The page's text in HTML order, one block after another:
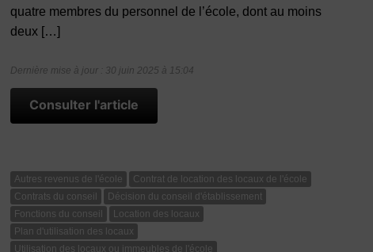
quatre membres du personnel de l’école, dont au moins
deux […]
Dernière mise à jour : 30 juin 2025 à 15:04
Consulter l'article
Autres revenus de l'école
Contrat de location des locaux de l'école
Contrats du conseil
Décision du conseil d'établissement
Fonctions du conseil
Location des locaux
Plan d'utilisation des locaux
Utilisation des locaux ou immeubles de l'école